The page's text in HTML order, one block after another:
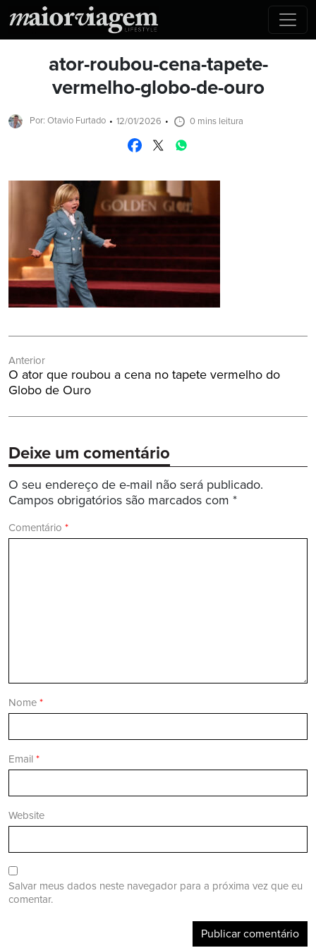
ator-roubou-cena-tapete-
vermelho-globo-de-ouro
Por: Otavio Furtado 12/01/2026 0 mins leitura
de
Post
Anterior
Post
Anterior:
O ator que roubou a cena no tapete vermelho do
Globo de Ouro
Deixe um comentário
O seu endereço de e-mail não será publicado.
Campos obrigatórios são marcados com *
Comentário *
Nome *
Email *
Website
Salvar meus dados neste navegador para a próxima vez que eu
comentar.